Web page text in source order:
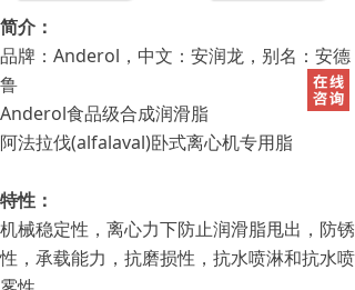
简介：
品牌：Anderol，中文：安润龙，别名：安德
鲁
Anderol食品级合成润滑脂
阿法拉伐(alfalaval)卧式离心机专用脂
特性：
机械稳定性，离心力下防止润滑脂甩出，防锈
性，承载能力，抗磨损性，抗水喷淋和抗水喷